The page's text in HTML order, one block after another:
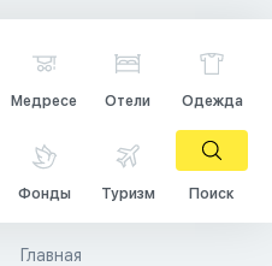
Медресе Отели Одежда
Фонды Туризм Поиск
Главная